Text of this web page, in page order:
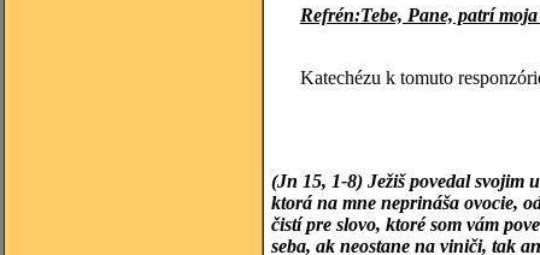
Refrén:Tebe, Pane, patrí
Katechézu k tomuto
(Jn 15, 1-8) Ježiš povedal
ktorá na mne neprináša ovocie,
čistí pre slovo, ktoré som vám
seba, ak neostane na viniči, tak